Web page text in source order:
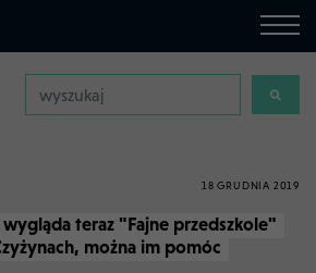
18 GRUDNIA 2019
wygląda teraz "Fajne przedszkole"
można im pomóc